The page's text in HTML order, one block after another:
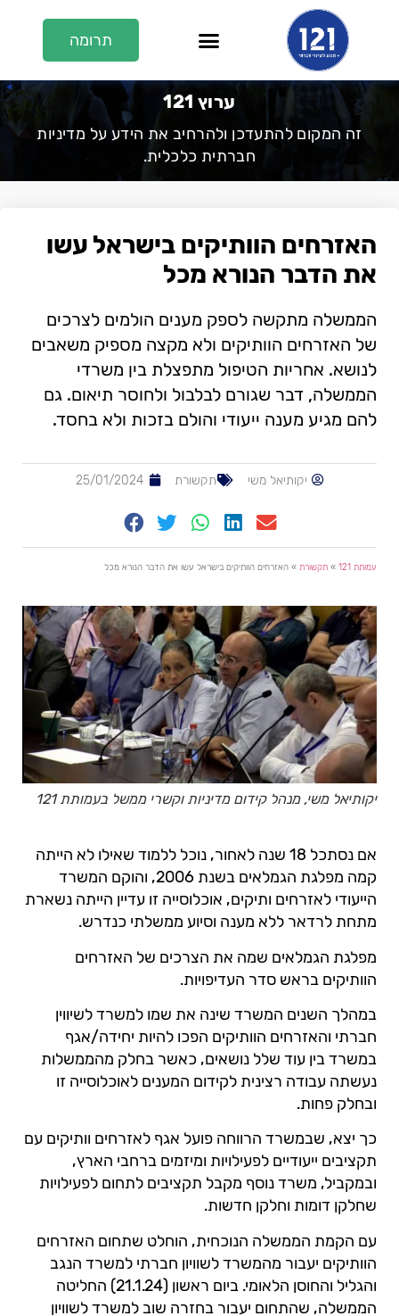
תרומה
ערוץ 121
זה המקום להתעדכן ולהרחיב את הידע על מדיניות
חברתית כלכלית.
האזרחים הוותיקים בישראל עשו
את הדבר הנורא מכל
הממשלה מתקשה לספק מענים הולמים לצרכים
של האזרחים הוותיקים ולא מקצה מספיק משאבים
לנושא. אחריות הטיפול מתפצלת בין משרדי
הממשלה, דבר שגורם לבלבול ולחוסר תיאום. גם
להם מגיע מענה ייעודי והולם בזכות ולא בחסד.
יקותיאל משי תקשורת 25/01/2024
עמותת 121 » תקשורת » האזרחים הוותיקים בישראל עשו את הדבר הנורא מכל
יקותיאל משי, מנהל קידום מדיניות וקשרי ממשל בעמותת 121
אם נסתכל 18 שנה לאחור, נוכל ללמוד שאילו לא הייתה
קמה מפלגת הגמלאים בשנת 2006, והוקם המשרד
הייעודי לאזרחים ותיקים, אוכלוסייה זו עדיין הייתה נשארת
מתחת לרדאר ללא מענה וסיוע ממשלתי כנדרש.
מפלגת הגמלאים שמה את הצרכים של האזרחים
הוותיקים בראש סדר העדיפויות.
במהלך השנים המשרד שינה את שמו למשרד לשיווין
חברתי והאזרחים הוותיקים הפכו להיות יחידה/אגף
במשרד בין עוד שלל נושאים, כאשר בחלק מהממשלות
נעשתה עבודה רצינית לקידום המענים לאוכלוסייה זו
ובחלק פחות.
כך יצא, שבמשרד הרווחה פועל אגף לאזרחים וותיקים עם
תקציבים ייעודיים לפעילויות ומיזמים ברחבי הארץ,
ובמקביל, משרד נוסף מקבל תקציבים לתחום לפעילויות
שחלקן דומות וחלקן חדשות.
עם הקמת הממשלה הנוכחית, הוחלט שתחום האזרחים
הוותיקים יעבור מהמשרד לשוויון חברתי למשרד הנגב
והגליל והחוסן הלאומי. ביום ראשון (21.1.24) החליטה
הממשלה, שהתחום יעבור בחזרה שוב למשרד לשוויון